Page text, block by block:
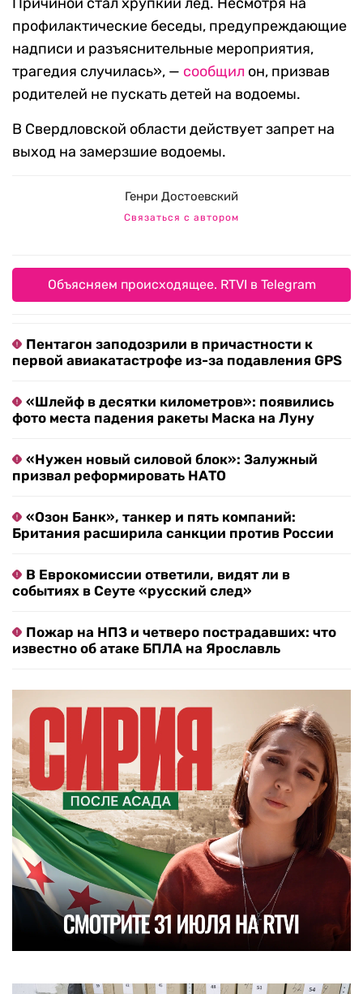
профилактические беседы, предупреждающие
надписи и разъяснительные мероприятия,
трагедия случилась», — сообщил он, призвав
родителей не пускать детей на водоемы.
В Свердловской области действует запрет на
выход на замерзшие водоемы.
Генри Достоевский
Связаться с автором
Объясняем происходящее. RTVI в Telegram
Пентагон заподозрили в причастности к
первой авиакатастрофе из-за подавления GPS
«Шлейф в десятки километров»: появились
фото места падения ракеты Маска на Луну
«Нужен новый силовой блок»: Залужный
призвал реформировать НАТО
«Озон Банк», танкер и пять компаний:
Британия расширила санкции против России
В Еврокомиссии ответили, видят ли в
событиях в Сеуте «русский след»
Пожар на НПЗ и четверо пострадавших: что
известно об атаке БПЛА на Ярославль